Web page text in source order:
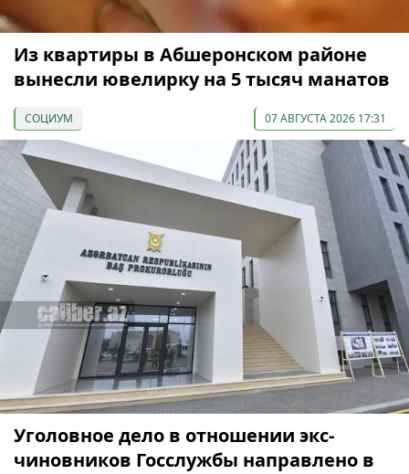
Из квартиры в Абшеронском районе
вынесли ювелирку на 5 тысяч манатов
СОЦИУМ 07 АВГУСТА 2026 17:31
Уголовное дело в отношении экс-
чиновников Госслужбы направлено в